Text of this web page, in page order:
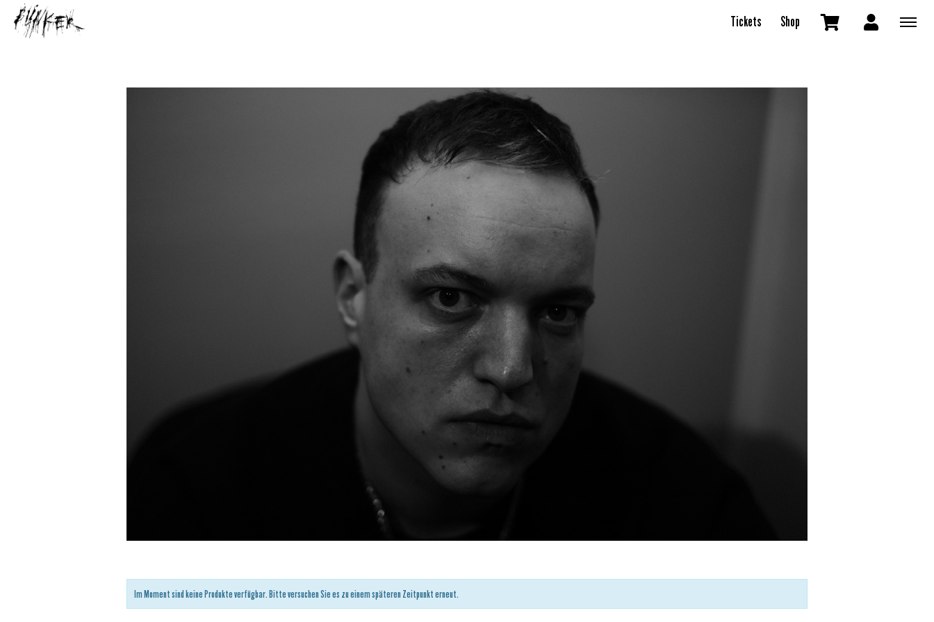
Tickets Shop
Im Moment sind keine Produkte verfügbar. Bitte versuchen Sie es zu einem späteren Zeitpunkt erneut.